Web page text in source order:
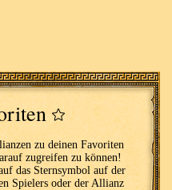
zu deinen Favoriten
zugreifen zu können!
das Sternsymbol auf der
Spielers oder der Allianz